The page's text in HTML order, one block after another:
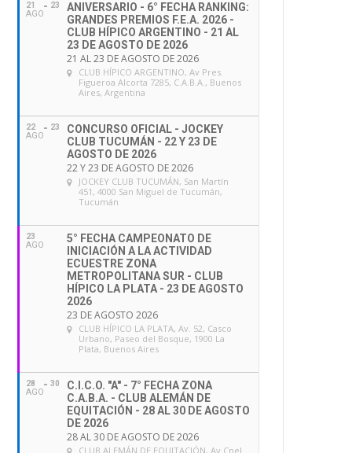
21
AGO
23
ANIVERSARIO - 6° FECHA RANKING:
GRANDES PREMIOS F.E.A. 2026 -
CLUB HÍPICO ARGENTINO - 21 AL
23 DE AGOSTO DE 2026
21 AL 23 DE AGOSTO DE 2026
CLUB HÍPICO ARGENTINO, Av Pres.
Figueroa Alcorta 7285, C.A.B.A., Buenos
Aires, Argentina
22
AGO
23
CONCURSO OFICIAL - JOCKEY
CLUB TUCUMÁN - 22 Y 23 DE
AGOSTO DE 2026
22 Y 23 DE AGOSTO DE 2026
JOCKEY CLUB TUCUMÁN, San Martín
451, 4000 San Miguel de Tucumán,
Tucumán
23
AGO
5° FECHA CAMPEONATO DE
INICIACIÓN A LA ACTIVIDAD
ECUESTRE ZONA
METROPOLITANA SUR - CLUB
HÍPICO LA PLATA - 23 DE AGOSTO
2026
23 DE AGOSTO 2026
CLUB HÍPICO LA PLATA, Av. 52, Casco
Urbano, Paseo del Bosque, 1900 La
Plata, Buenos Aires
28
AGO
30
C.I.C.O. "A" - 7° FECHA ZONA
C.A.B.A. - CLUB ALEMÁN DE
EQUITACIÓN - 28 AL 30 DE AGOSTO
DE 2026
28 AL 30 DE AGOSTO DE 2026
CLUB ALEMÁN DE EQUITACIÓN, Av Cnel